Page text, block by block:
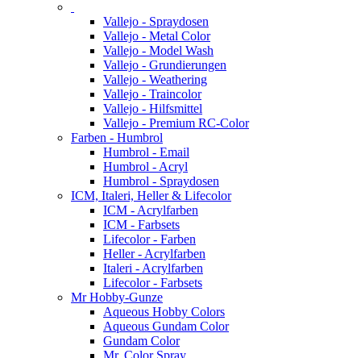
Vallejo - Spraydosen
Vallejo - Metal Color
Vallejo - Model Wash
Vallejo - Grundierungen
Vallejo - Weathering
Vallejo - Traincolor
Vallejo - Hilfsmittel
Vallejo - Premium RC-Color
Farben - Humbrol
Humbrol - Email
Humbrol - Acryl
Humbrol - Spraydosen
ICM, Italeri, Heller & Lifecolor
ICM - Acrylfarben
ICM - Farbsets
Lifecolor - Farben
Heller - Acrylfarben
Italeri - Acrylfarben
Lifecolor - Farbsets
Mr Hobby-Gunze
Aqueous Hobby Colors
Aqueous Gundam Color
Gundam Color
Mr. Color Spray